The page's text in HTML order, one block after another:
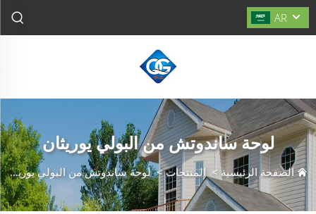
AR
لوحة ساندوتش من البولي يوريثان
الصفحة الرئيسية >المنتجات>لوحة ساندوتش من البولي يوريثان